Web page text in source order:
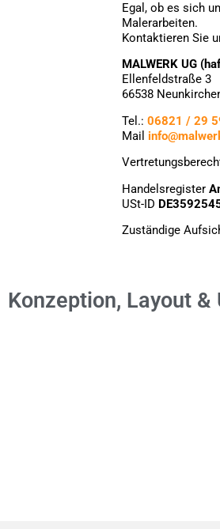
Egal, ob es sich
Malerarbeiten.
Kontaktieren Sie
MALWERK UG
Ellenfeldstraße 3
66538
Tel.: 06821 / 29
Mail
Handelsregister
USt-ID
Zuständige
Konzeption, Layout &